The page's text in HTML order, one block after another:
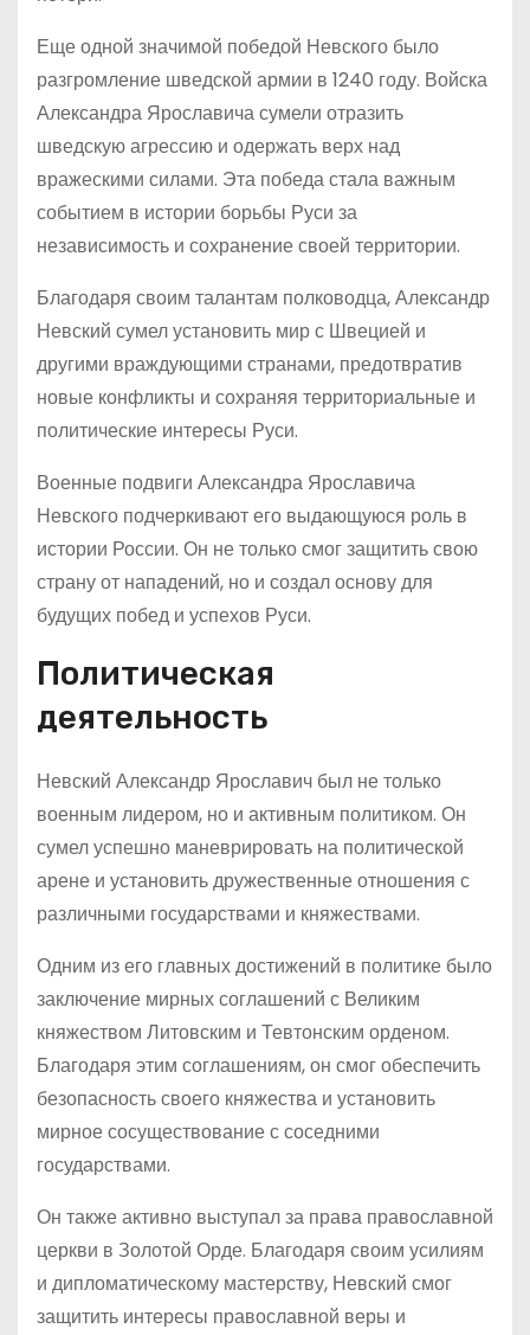
Еще одной значимой победой Невского было
разгромление шведской армии в 1240 году. Войска
Александра Ярославича сумели отразить
шведскую агрессию и одержать верх над
вражескими силами. Эта победа стала важным
событием в истории борьбы Руси за
независимость и сохранение своей территории.
Благодаря своим талантам полководца, Александр
Невский сумел установить мир с Швецией и
другими враждующими странами, предотвратив
новые конфликты и сохраняя территориальные и
политические интересы Руси.
Военные подвиги Александра Ярославича
Невского подчеркивают его выдающуюся роль в
истории России. Он не только смог защитить свою
страну от нападений, но и создал основу для
будущих побед и успехов Руси.
Политическая
деятельность
Невский Александр Ярославич был не только
военным лидером, но и активным политиком. Он
сумел успешно маневрировать на политической
арене и установить дружественные отношения с
различными государствами и княжествами.
Одним из его главных достижений в политике было
заключение мирных соглашений с Великим
княжеством Литовским и Тевтонским орденом.
Благодаря этим соглашениям, он смог обеспечить
безопасность своего княжества и установить
мирное сосуществование с соседними
государствами.
Он также активно выступал за права православной
церкви в Золотой Орде. Благодаря своим усилиям
и дипломатическому мастерству, Невский смог
защитить интересы православной веры и